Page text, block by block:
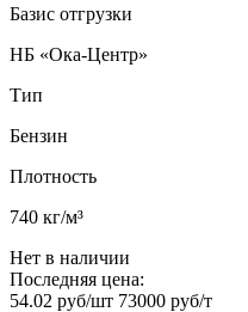
Базис отгрузки
НБ «Ока-Центр»
Тип
Бензин
Плотность
740 кг/м³
Нет в наличии
Последняя цена:
54.02 руб/шт 73000 руб/т